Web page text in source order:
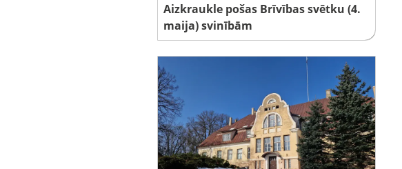
Aizkraukle pošas Brīvības svētku (4.
maija) svinībām